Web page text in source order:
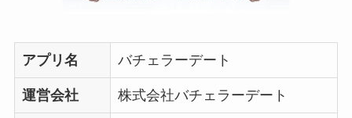
アプリ名 バチェラーデート
運営会社 株式会社バチェラーデート